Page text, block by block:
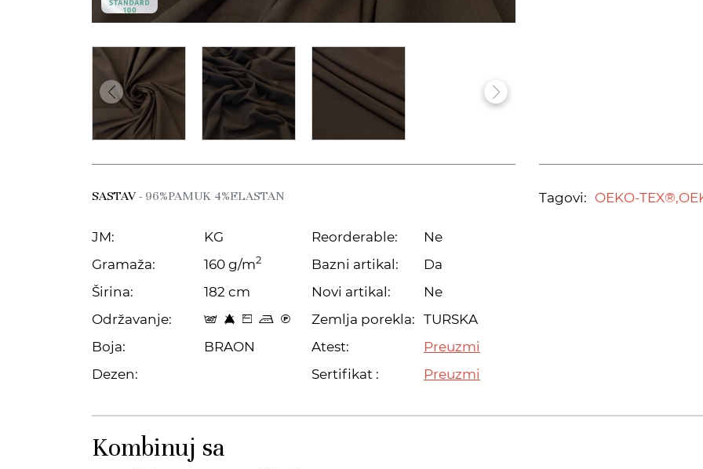
SASTAV- 96%PAMUK 4%ELASTAN
JM:
KG
Gramaža:
160 g/m2
Širina:
182 cm
Održavanje:
t 8 Z p C
Boja:
BRAON
Dezen:
Reorderable:
Ne
Bazni artikal:
Da
Novi artikal:
Ne
Zemlja porekla: TURSKA
Atest:
Preuzmi
Sertifikat :
Preuzmi
Tagovi: OEKO-TEX®,
Kombinuj sa